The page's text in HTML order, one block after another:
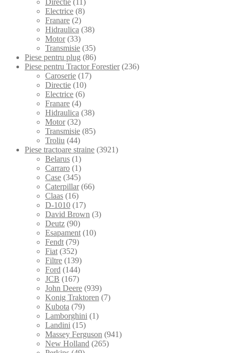
Electrice (8)
Franare (2)
Hidraulica (38)
Motor (33)
Transmisie (35)
Piese pentru plug (86)
Piese pentru Tractor Forestier (236)
Caroserie (17)
Directie (10)
Electrice (6)
Franare (4)
Hidraulica (38)
Motor (32)
Transmisie (85)
Troliu (44)
Piese tractoare straine (3921)
Belarus (1)
Carraro (1)
Case (345)
Caterpillar (66)
Claas (16)
D-1010 (17)
David Brown (3)
Deutz (90)
Esapament (10)
Fendt (79)
Fiat (352)
Filtre (139)
Ford (144)
JCB (167)
John Deere (939)
Konig Traktoren (7)
Kubota (79)
Lamborghini (1)
Landini (15)
Massey Ferguson (941)
New Holland (265)